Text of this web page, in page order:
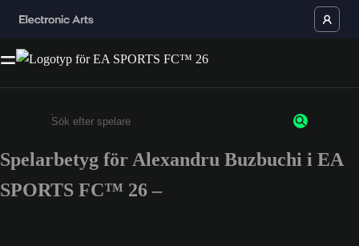
Ange minst 3 tecken eller siffror
Spelarbetyg för Alexandru Buzbuchi i EA
SPORTS FC™ 26 –